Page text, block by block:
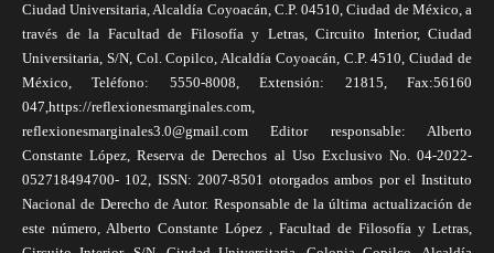
Ciudad Universitaria, Alcaldía Coyoacán, C.P. 04510, Ciudad de México, a
través de la Facultad de Filosofía y Letras, Circuito Interior, Ciudad
Universitaria, S/N, Col. Copilco, Alcaldía Coyoacán, C.P. 4510, Ciudad de
México, Teléfono: 5550-8008, Extensión: 21815, Fax:56160
047,https://reflexionesmarginales.com,
reflexionesmarginales3.0@gmail.com Editor responsable: Alberto
Constante López, Reserva de Derechos al Uso Exclusivo No. 04-2022-
052718494700- 102, ISSN: 2007-8501 otorgados ambos por el Instituto
Nacional de Derecho de Autor. Responsable de la última actualización de
este número, Alberto Constante López , Facultad de Filosofía y Letras,